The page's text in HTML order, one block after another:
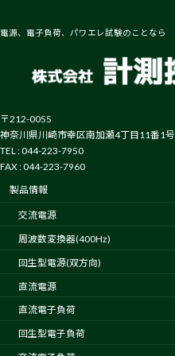
電源、電子負荷、パワエレ試験のことなら
〒212-0055
神奈川県川崎市幸区南加瀬4丁目11番1号
TEL : 044-223-7950
FAX : 044-223-7960
製品情報
交流電源
周波数変換器(400Hz)
回生型電源(双方向)
直流電源
直流電子負荷
回生型電子負荷